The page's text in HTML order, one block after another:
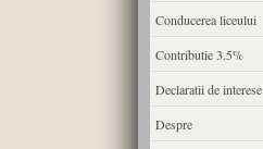
Conducerea liceului
Contributie 3.5%
Declaratii de interese
Despre